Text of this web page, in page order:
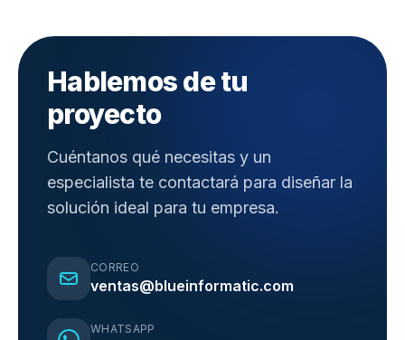
Hablemos de tu
proyecto
Cuéntanos qué necesitas y un
especialista te contactará para diseñar la
solución ideal para tu empresa.
CORREO
ventas@blueinformatic.com
WHATSAPP